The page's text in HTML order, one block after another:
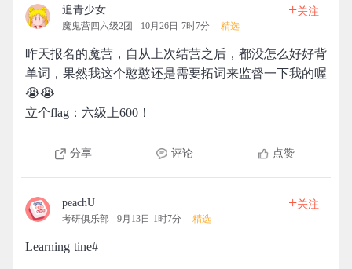
追青少女
魔鬼营四六级2团 10月26日 7时7分 精选
+关注
昨天报名的魔营，自从上次结营之后，都没怎么好好背
单词，果然我这个憨憨还是需要拓词来监督一下我的喔
😭😭
立个flag：六级上600！
分享 评论 点赞
peachU
考研俱乐部 9月13日 1时7分 精选
+关注
Learning tine#